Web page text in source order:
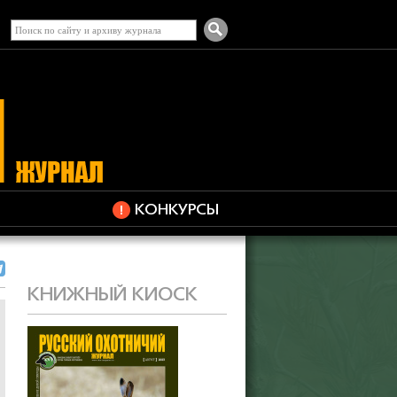
КОНКУРСЫ
КНИЖНЫЙ КИОСК